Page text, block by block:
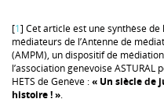
[1] Cet article est une synthèse
médiateurs de l’Antenne de
(AMPM), un dispositif de
l’association genevoise ASTURAL
HETS de Genève :« Un siècle de
histoire ! ».